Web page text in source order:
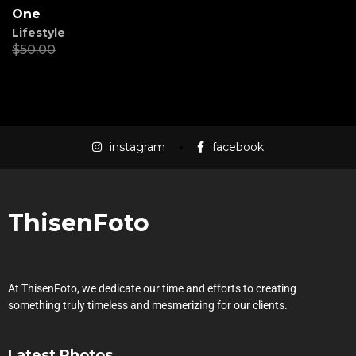
One
Lifestyle
$50.00
instagram facebook
ThisenFoto
At ThisenFoto, we dedicate our time and efforts to creating
something truly timeless and mesmerizing for our clients.